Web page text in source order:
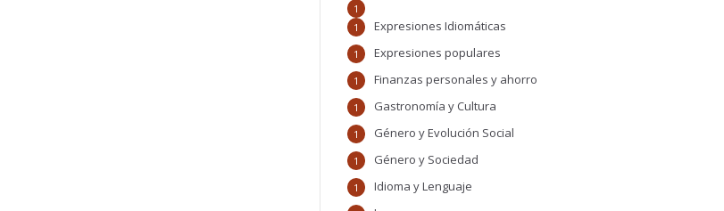
1
Expresiones Idiomáticas
1
Expresiones populares
1
Finanzas personales y ahorro
1
Gastronomía y Cultura
1
Género y Evolución Social
1
Género y Sociedad
1
Idioma y Lenguaje
1